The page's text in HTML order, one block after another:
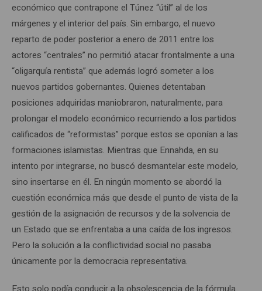
económico que contrapone el Túnez “útil” al de los
márgenes y el interior del país. Sin embargo, el nuevo
reparto de poder posterior a enero de 2011 entre los
actores “centrales” no permitió atacar frontalmente a una
“oligarquía rentista” que además logró someter a los
nuevos partidos gobernantes. Quienes detentaban
posiciones adquiridas maniobraron, naturalmente, para
prolongar el modelo económico recurriendo a los partidos
calificados de “reformistas” porque estos se oponían a las
formaciones islamistas. Mientras que Ennahda, en su
intento por integrarse, no buscó desmantelar este modelo,
sino insertarse en él. En ningún momento se abordó la
cuestión económica más que desde el punto de vista de la
gestión de la asignación de recursos y de la solvencia de
un Estado que se enfrentaba a una caída de los ingresos.
Pero la solución a la conflictividad social no pasaba
únicamente por la democracia representativa.
Esto solo podía conducir a la obsolescencia de la fórmula